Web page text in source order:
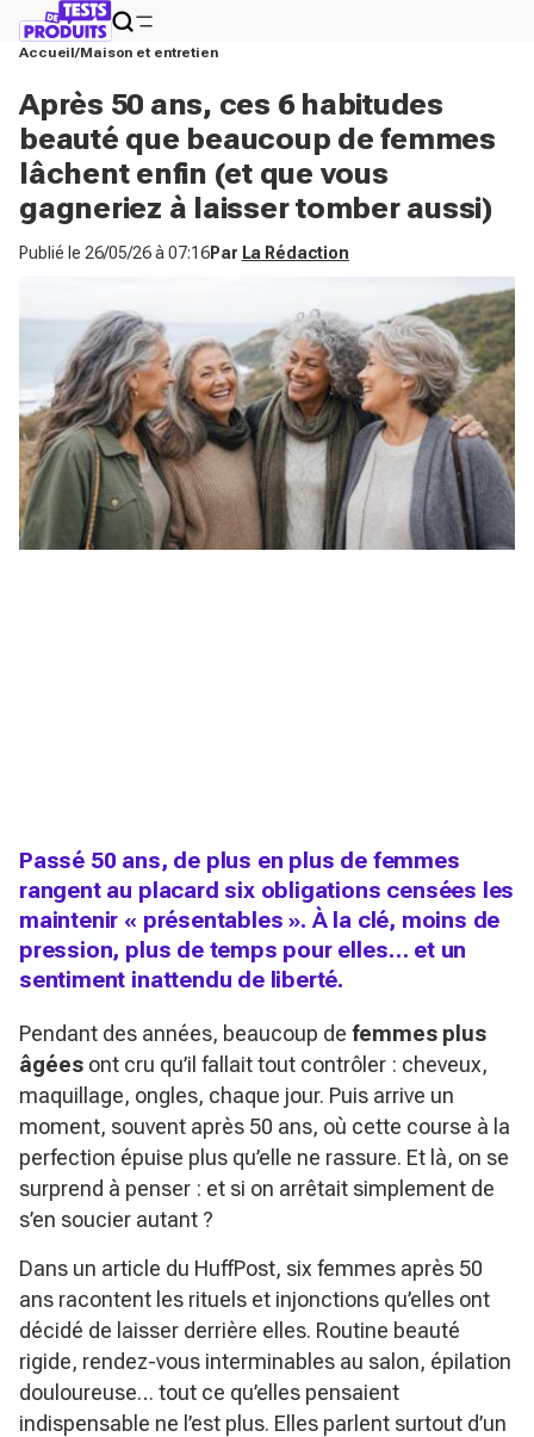
Accueil Maison et entretien
Après 50 ans, ces 6 habitudes
beauté que beaucoup de femmes
lâchent enfin (et que vous
gagneriez à laisser tomber aussi)
Publié le 26/05/26 à 07:16Par La Rédaction
Passé 50 ans, de plus en plus de femmes
rangent au placard six obligations censées les
maintenir « présentables ». À la clé, moins de
pression, plus de temps pour elles… et un
sentiment inattendu de liberté.
Pendant des années, beaucoup de femmes plus
âgées ont cru qu’il fallait tout contrôler : cheveux,
maquillage, ongles, chaque jour. Puis arrive un
moment, souvent après 50 ans, où cette course à la
perfection épuise plus qu’elle ne rassure. Et là, on se
surprend à penser : et si on arrêtait simplement de
s’en soucier autant ?
Dans un article du HuffPost, six femmes après 50
ans racontent les rituels et injonctions qu’elles ont
décidé de laisser derrière elles. Routine beauté
rigide, rendez-vous interminables au salon, épilation
douloureuse… tout ce qu’elles pensaient
indispensable ne l’est plus. Elles parlent surtout d’un